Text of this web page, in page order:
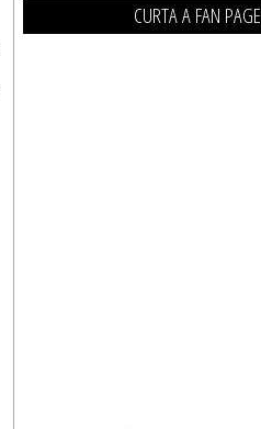
CURTA A FAN PAGE